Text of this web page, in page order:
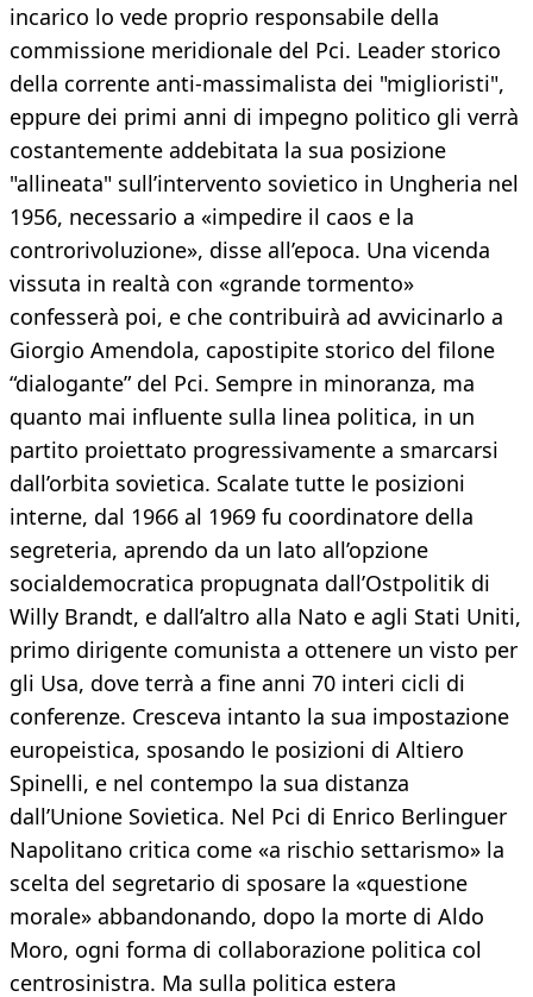
incarico lo vede proprio responsabile della
commissione meridionale del Pci. Leader storico
della corrente anti-massimalista dei "miglioristi",
eppure dei primi anni di impegno politico gli verrà
costantemente addebitata la sua posizione
"allineata" sull’intervento sovietico in Ungheria nel
1956, necessario a «impedire il caos e la
controrivoluzione», disse all’epoca. Una vicenda
vissuta in realtà con «grande tormento»
confesserà poi, e che contribuirà ad avvicinarlo a
Giorgio Amendola, capostipite storico del filone
“dialogante” del Pci. Sempre in minoranza, ma
quanto mai influente sulla linea politica, in un
partito proiettato progressivamente a smarcarsi
dall’orbita sovietica. Scalate tutte le posizioni
interne, dal 1966 al 1969 fu coordinatore della
segreteria, aprendo da un lato all’opzione
socialdemocratica propugnata dall’Ostpolitik di
Willy Brandt, e dall’altro alla Nato e agli Stati Uniti,
primo dirigente comunista a ottenere un visto per
gli Usa, dove terrà a fine anni 70 interi cicli di
conferenze. Cresceva intanto la sua impostazione
europeistica, sposando le posizioni di Altiero
Spinelli, e nel contempo la sua distanza
dall’Unione Sovietica. Nel Pci di Enrico Berlinguer
Napolitano critica come «a rischio settarismo» la
scelta del segretario di sposare la «questione
morale» abbandonando, dopo la morte di Aldo
Moro, ogni forma di collaborazione politica col
centrosinistra. Ma sulla politica estera